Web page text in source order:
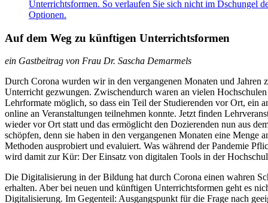
Auf dem Weg zu künftigen Unterrichtsformen
ein Gastbeitrag von Frau Dr. Sascha Demarmels
Durch Corona wurden wir in den vergangenen Monaten und Jahren
Unterricht gezwungen. Zwischendurch waren an vielen
Lehrformate möglich, so dass ein Teil der Studierenden vor Ort, ein
online an Veranstaltungen teilnehmen konnte. Jetzt finden
wieder vor Ort statt und das ermöglicht den Dozierenden nun aus
schöpfen, denn sie haben in den vergangenen Monaten eine Menge
Methoden ausprobiert und evaluiert. Was während der Pandemie
wird damit zur Kür: Der Einsatz von digitalen Tools in der
Die Digitalisierung in der Bildung hat durch Corona einen wahren
erhalten. Aber bei neuen und künftigen Unterrichtsformen geht es
Digitalisierung. Im Gegenteil: Ausgangspunkt für die Frage nach